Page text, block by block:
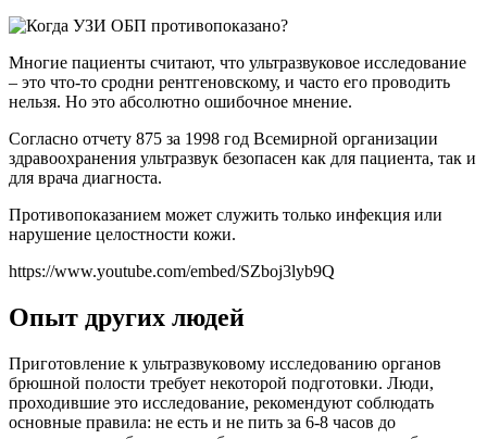
Многие пациенты считают, что ультразвуковое исследование
– это что-то сродни рентгеновскому, и часто его проводить
нельзя. Но это абсолютно ошибочное мнение.
Согласно отчету 875 за 1998 год Всемирной организации
здравоохранения ультразвук безопасен как для пациента, так и
для врача диагноста.
Противопоказанием может служить только инфекция или
нарушение целостности кожи.
https://www.youtube.com/embed/SZboj3lyb9Q
Опыт других людей
Приготовление к ультразвуковому исследованию органов
брюшной полости требует некоторой подготовки. Люди,
проходившие это исследование, рекомендуют соблюдать
основные правила: не есть и не пить за 6-8 часов до